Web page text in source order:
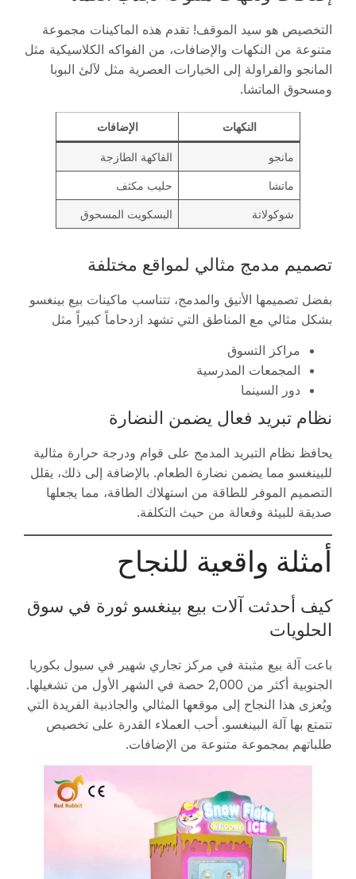
التخصيص هو سيد الموقف! تقدم هذه الماكينات مجموعة
متنوعة من النكهات والإضافات، من الفواكه الكلاسيكية مثل
المانجو والفراولة إلى الخيارات العصرية مثل لآلئ البوبا
ومسحوق الماتشا.
النكهات الإضافات
مانجو الفاكهة الطازجة
ماتشا حليب مكثف
شوكولاتة البسكويت المسحوق
تصميم مدمج مثالي لمواقع مختلفة
بفضل تصميمها الأنيق والمدمج، تتناسب ماكينات بيع بينغسو
بشكل مثالي مع المناطق التي تشهد ازدحاماً كبيراً مثل
مراكز التسوق
المجمعات المدرسية
دور السينما
نظام تبريد فعال يضمن النضارة
يحافظ نظام التبريد المدمج على قوام ودرجة حرارة مثالية
للبينغسو مما يضمن نضارة الطعام. بالإضافة إلى ذلك، يقلل
التصميم الموفر للطاقة من استهلاك الطاقة، مما يجعلها
صديقة للبيئة وفعالة من حيث التكلفة.
أمثلة واقعية للنجاح
كيف أحدثت آلات بيع بينغسو ثورة في سوق
الحلويات
باعت آلة بيع مثبتة في مركز تجاري شهير في سيول بكوريا
الجنوبية أكثر من 2,000 حصة في الشهر الأول من تشغيلها.
ويُعزى هذا النجاح إلى موقعها المثالي والجاذبية الفريدة التي
تتمتع بها آلة البينغسو. أحب العملاء القدرة على تخصيص
طلباتهم بمجموعة متنوعة من الإضافات.